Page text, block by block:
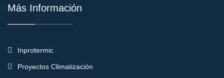
Más Información
Inprotermic
Proyectos Climatización